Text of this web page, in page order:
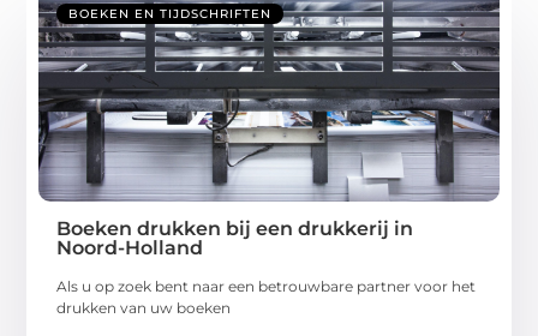
BOEKEN EN TIJDSCHRIFTEN
Boeken drukken bij een drukkerij in
Noord-Holland
Als u op zoek bent naar een betrouwbare partner voor het
drukken van uw boeken